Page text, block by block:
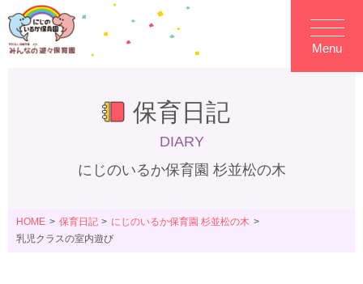
Menu
保育日記
DIARY
にじのいるか保育園 杉並松の木
HOME 保育日記
にじのいるか保育園 杉並松の木
乳児クラスの室内遊び